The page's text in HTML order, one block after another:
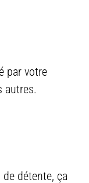
par votre
autres.
détente, ça